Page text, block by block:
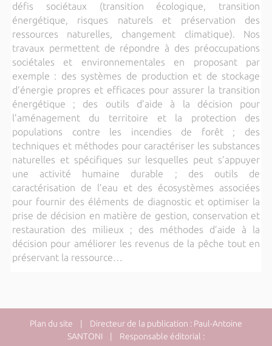
défis sociétaux (transition écologique, transition
énergétique, risques naturels et préservation des
ressources naturelles, changement climatique). Nos
travaux permettent de répondre à des préoccupations
sociétales et environnementales en proposant par
exemple : des systèmes de production et de stockage
d’énergie propres et efficaces pour assurer la transition
énergétique ; des outils d’aide à la décision pour
l’aménagement du territoire et la protection des
populations contre les incendies de forêt ; des
techniques et méthodes pour caractériser les substances
naturelles et spécifiques sur lesquelles peut s’appuyer
une activité humaine durable ; des outils de
caractérisation de l’eau et des écosystèmes associées
pour fournir des éléments de diagnostic et optimiser la
prise de décision en matière de gestion, conservation et
restauration des milieux ; des méthodes d’aide à la
décision pour améliorer les revenus de la pêche tout en
préservant la ressource…
Plan du site | Directeur de la publication : Paul-Antoine
SANTONI | Responsable éditorial :